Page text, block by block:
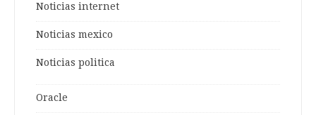
Noticias internet
Noticias mexico
Noticias politica
Oracle